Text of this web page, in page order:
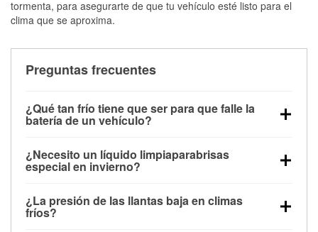
tormenta, para asegurarte de que tu vehículo esté listo para el
clima que se aproxima.
Preguntas frecuentes
¿Qué tan frío tiene que ser para que falle la
batería de un vehículo?
debajo de los 32 °F y puede perder hasta la mitad de
su potencia de arranque cerca de los 0 °F, lo que
arranque.
¿Necesito un líquido limpiaparabrisas
especial en invierno?
la congelación y ayuda a disolver la sal y la nieve
derretida en la carretera para mejorar la visibilidad.
¿La presión de las llantas baja en climas
fríos?